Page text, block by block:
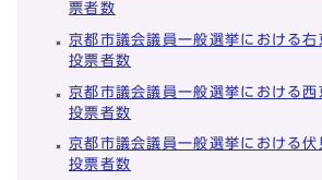
票者数
京都市議会議員一般選挙における右
投票者数
京都市議会議員一般選挙における西
投票者数
京都市議会議員一般選挙における伏
投票者数